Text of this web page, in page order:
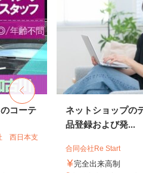
コーテ
西日本支
ネットショップの
品登録および発...
合同会社Re Start
完全出来高制